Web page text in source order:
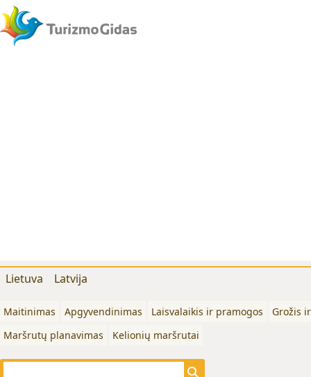
Lietuva Latvija
Maitinimas Apgyvendinimas Laisvalaikis ir pramogos
Grožis
Maršrutų planavimas
Kelionių maršrutai